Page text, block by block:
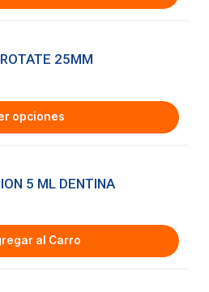
25MM
opciones
5 ML DENTINA
al Carro